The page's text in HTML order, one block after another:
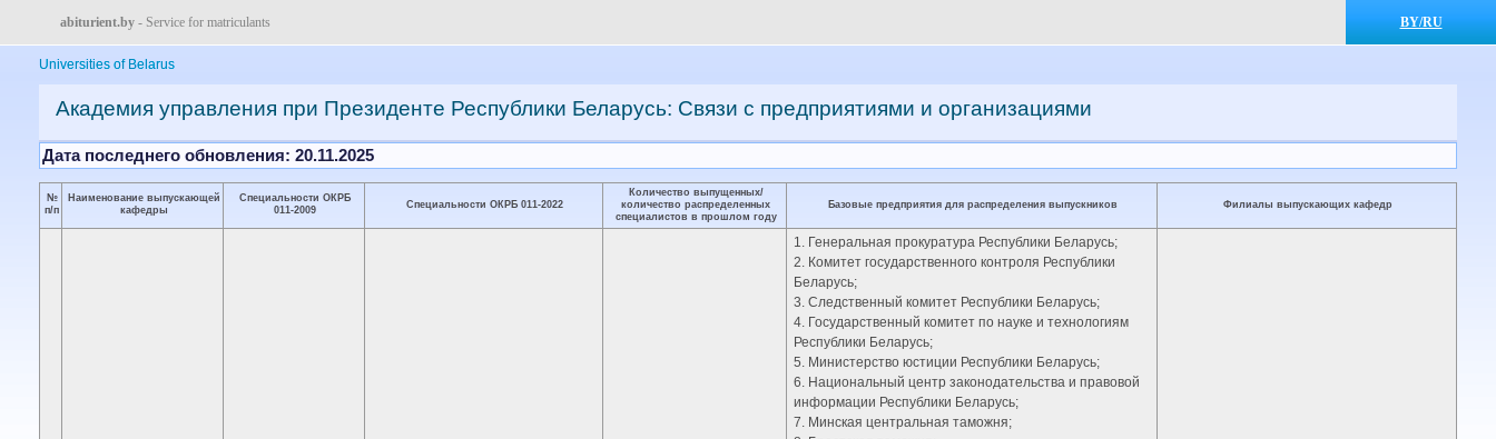
BY/RU
abiturient.by - Service for matriculants
Universities of Belarus
Академия управления при Президенте Республики Беларусь: Связи с предприятиями и организациями
Дата последнего обновления: 20.11.2025
№
п/п
Наименование выпускающей
кафедры
Специальности ОКРБ
011-2009
Специальности ОКРБ 011-2022
Количество выпущенных/
количество распределенных
специалистов в прошлом году
Базовые предприятия для распределения выпускников Филиалы выпускающих кафедр
1. Генеральная прокуратура Республики Беларусь;
2. Комитет государственного контроля Республики
Беларусь;
3. Следственный комитет Республики Беларусь;
4. Государственный комитет по науке и технологиям
Республики Беларусь;
5. Министерство юстиции Республики Беларусь;
6. Национальный центр законодательства и правовой
информации Республики Беларусь;
7. Минская центральная таможня;